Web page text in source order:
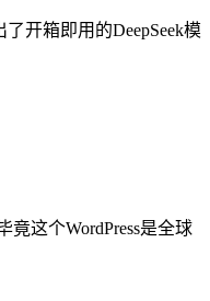
开箱即用的DeepSeek模
这个WordPress是全球